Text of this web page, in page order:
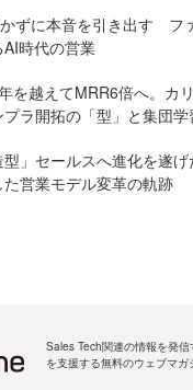
かずに本音を引き出す フ
時代の営業
を越えてMRR6倍へ。カ
プラ開拓の「型」と集団学
型」セールスへ進化を遂
営業モデル変革の軌跡
Sales Tech関連の情報を発
を支援する無料のウェブマガ